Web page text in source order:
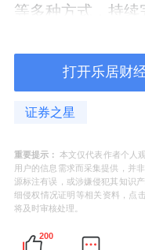
等多种方式，持续
代理权方面，除
外，公司还拥有
尿酸产品的中国
尿酸(艾莉薇升
批。此外，2024
股丽徕科技，取得
家权益，截至报
打开乐居财
证券之星
重要提示： 本文仅代表作者个人
用户的信息需求而采集提供，并
源标注有误，或涉嫌侵犯其知识
细侵权情况证明等相关资料，点
将及时审核处理。
200